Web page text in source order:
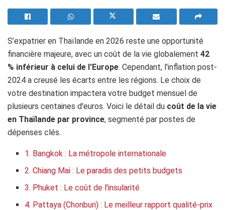
S’expatrier en Thaïlande en 2026 reste une opportunité
financière majeure, avec un coût de la vie globalement 42
% inférieur à celui de l'Europe. Cependant, l'inflation post-
2024 a creusé les écarts entre les régions. Le choix de
votre destination impactera votre budget mensuel de
plusieurs centaines d'euros. Voici le détail du coût de la vie
en Thaïlande par province, segmenté par postes de
dépenses clés.
1. Bangkok : La métropole internationale
​2. Chiang Mai : Le paradis des petits budgets
​3. Phuket : Le coût de l'insularité
​4. Pattaya (Chonburi) : Le meilleur rapport qualité-prix